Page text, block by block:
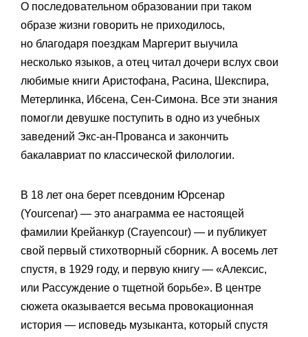
О последовательном образовании при таком
образе жизни говорить не приходилось,
но благодаря поездкам Маргерит выучила
несколько языков, а отец читал дочери вслух свои
любимые книги Аристофана, Расина, Шекспира,
Метерлинка, Ибсена, Сен-Симона. Все эти знания
помогли девушке поступить в одно из учебных
заведений Экс-ан-Прованса и закончить
бакалавриат по классической филологии.
В 18 лет она берет псевдоним Юрсенар
(Yourcenar) — это анаграмма ее настоящей
фамилии Крейанкур (Crayencour) — и публикует
свой первый стихотворный сборник. А восемь лет
спустя, в 1929 году, и первую книгу — «Алексис,
или Рассуждение о тщетной борьбе». В центре
сюжета оказывается весьма провокационная
история — исповедь музыканта, который спустя